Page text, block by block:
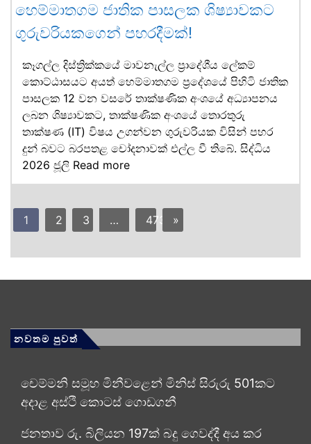
හෙම්මාතගම ජාතික පාසලක ශිෂ්‍යාවකට
ගුරුවරියකගෙන් පහරදීමක්!
කෑගල්ල දිස්ත්‍රික්කයේ මාවනැල්ල ප්‍රාදේශීය ලේකම්
කොට්ඨාසයට අයත් හෙම්මාතගම ප්‍රදේශයේ පිහිටි ජාතික
පාසලක 12 වන වසරේ තාක්ෂණික අංශයේ අධ්‍යාපනය
ලබන ශිෂ්‍යාවකට, තාක්ෂණික අංශයේ තොරතුරු
තාක්ෂණ (IT) විෂය උගන්වන ගුරුවරියක විසින් පහර
දුන් බවට බරපතළ චෝදනාවක් එල්ල වී තිබේ. සිද්ධිය
2026 ජූලි Read more
1 2 3 … 473 »
නවතම පුවත්
චෙම්මනි සමූහ මිනීවළෙන් මිනිස් සිරුරු 501කට
අදාළ අස්ථි කොටස් ගොඩගනී
ජනතාව රු. බිලියන 197ක් බදු ගෙවද්දී අය කර